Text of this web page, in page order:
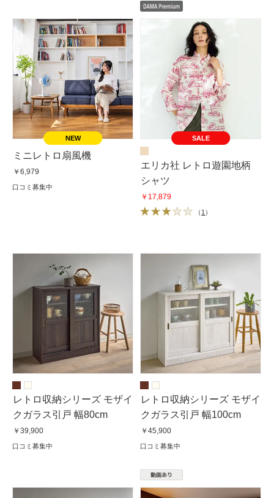
ミニレトロ扇風機
￥6,979
口コミ募集中
SALE
エリカ社 レトロ遊園地柄
シャツ
￥17,879
（ 1 ）
レトロ収納シリーズ モザイ
クガラス引戸 幅80cm
￥39,900
口コミ募集中
レトロ収納シリーズ モザイ
クガラス引戸 幅100cm
￥45,900
口コミ募集中